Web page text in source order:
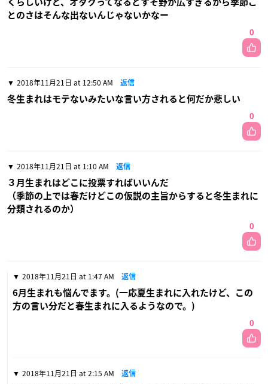
くらしいけど、オタクってなるとすそ野が広すぎるから季節ご
とのさはそんな出ないんじゃないかなー
0
2018年11月21日 at 12:50 AM 返信
冬生まれはモテないみたいな言い方されると何だか悲しい
0
2018年11月21日 at 1:10 AM 返信
３月生まれはどこに投票すればいいんだ
（季節の上では春だけどこの仮説の主旨からすると冬生まれに
分類されるのか）
0
2018年11月21日 at 1:47 AM 返信
6月生まれも悩んでます。(一応夏生まれに入れたけど、この
方の言い分だと春生まれに入るようなので。)
0
2018年11月21日 at 2:15 AM 返信